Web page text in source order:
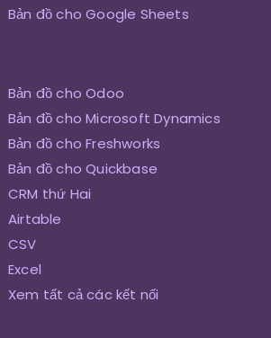
Bản đồ cho Google Sheets
Bản đồ cho Odoo
Bản đồ cho Microsoft Dynamics
Bản đồ cho Freshworks
Bản đồ cho Quickbase
CRM thứ Hai
Airtable
CSV
Excel
Xem tất cả các kết nối